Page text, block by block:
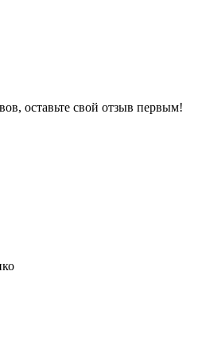
оставьте свой отзыв первым!